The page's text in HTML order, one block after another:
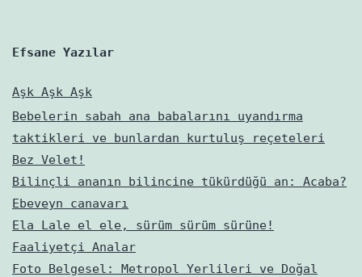
Efsane Yazılar
Aşk Aşk Aşk
Bebelerin sabah ana babalarını uyandırma
taktikleri ve bunlardan kurtuluş reçeteleri
Bez Velet!
Bilinçli ananın bilincine tükürdüğü an: Acaba?
Ebeveyn canavarı
Ela Lale el ele, sürüm sürüm sürüne!
Faaliyetçi Analar
Foto Belgesel: Metropol Yerlileri ve Doğal